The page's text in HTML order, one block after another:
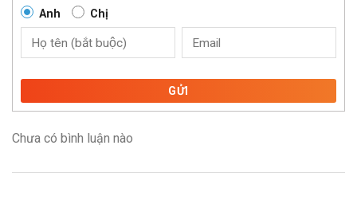
Anh Chị
GỬI
Chưa có bình luận nào